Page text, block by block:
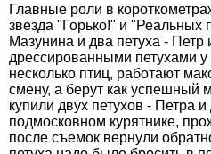
Главные роли в
звезда "Горько!" и "Реальных
Мазунина и два петуха - Петр
дрессированными петухами
несколько птиц, работают
смену, а берут как успешный
купили двух петухов - Петра
подмосковном курятнике,
после съемок вернули